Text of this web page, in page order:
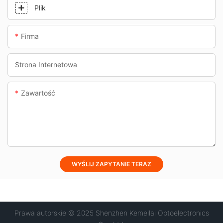
Plik
Firma
Strona Internetowa
Zawartość
WYŚLIJ ZAPYTANIE TERAZ
Prawa autorskie © 2025 Shenzhen Kemeilai Optoelectronics